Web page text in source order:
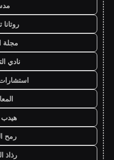
مجلة
نادي
هيدب
رمح
رذاذ